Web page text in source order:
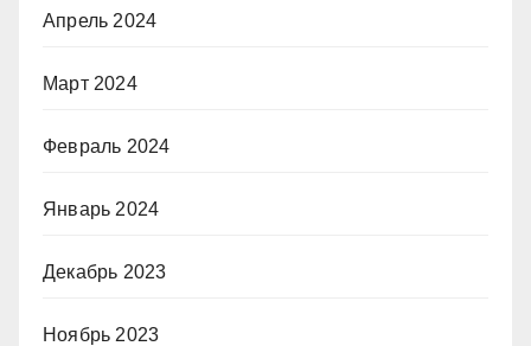
Апрель 2024
Март 2024
Февраль 2024
Январь 2024
Декабрь 2023
Ноябрь 2023